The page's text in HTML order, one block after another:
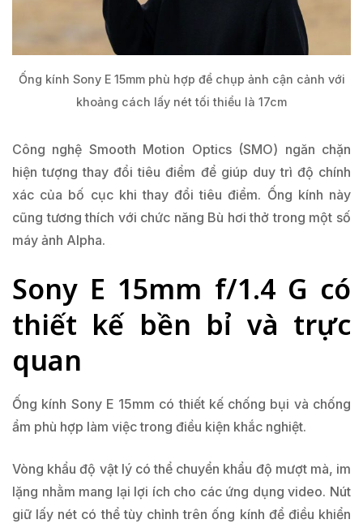
Ống kính Sony E 15mm phù hợp để chụp ảnh cận cảnh với
khoảng cách lấy nét tối thiểu là 17cm
Công nghệ Smooth Motion Optics (SMO) ngăn chặn
hiện tượng thay đổi tiêu điểm để giúp duy trì độ chính
xác của bố cục khi thay đổi tiêu điểm. Ống kính này
cũng tương thích với chức năng Bù hơi thở trong một số
máy ảnh Alpha.
Sony E 15mm f/1.4 G có
thiết kế bền bỉ và trực
quan
Ống kính Sony E 15mm có thiết kế chống bụi và chống
ẩm phù hợp làm việc trong điều kiện khắc nghiệt.
Vòng khẩu độ vật lý có thể chuyển khẩu độ mượt mà, im
lặng nhằm mang lại lợi ích cho các ứng dụng video. Nút
giữ lấy nét có thể tùy chỉnh trên ống kính để điều khiển